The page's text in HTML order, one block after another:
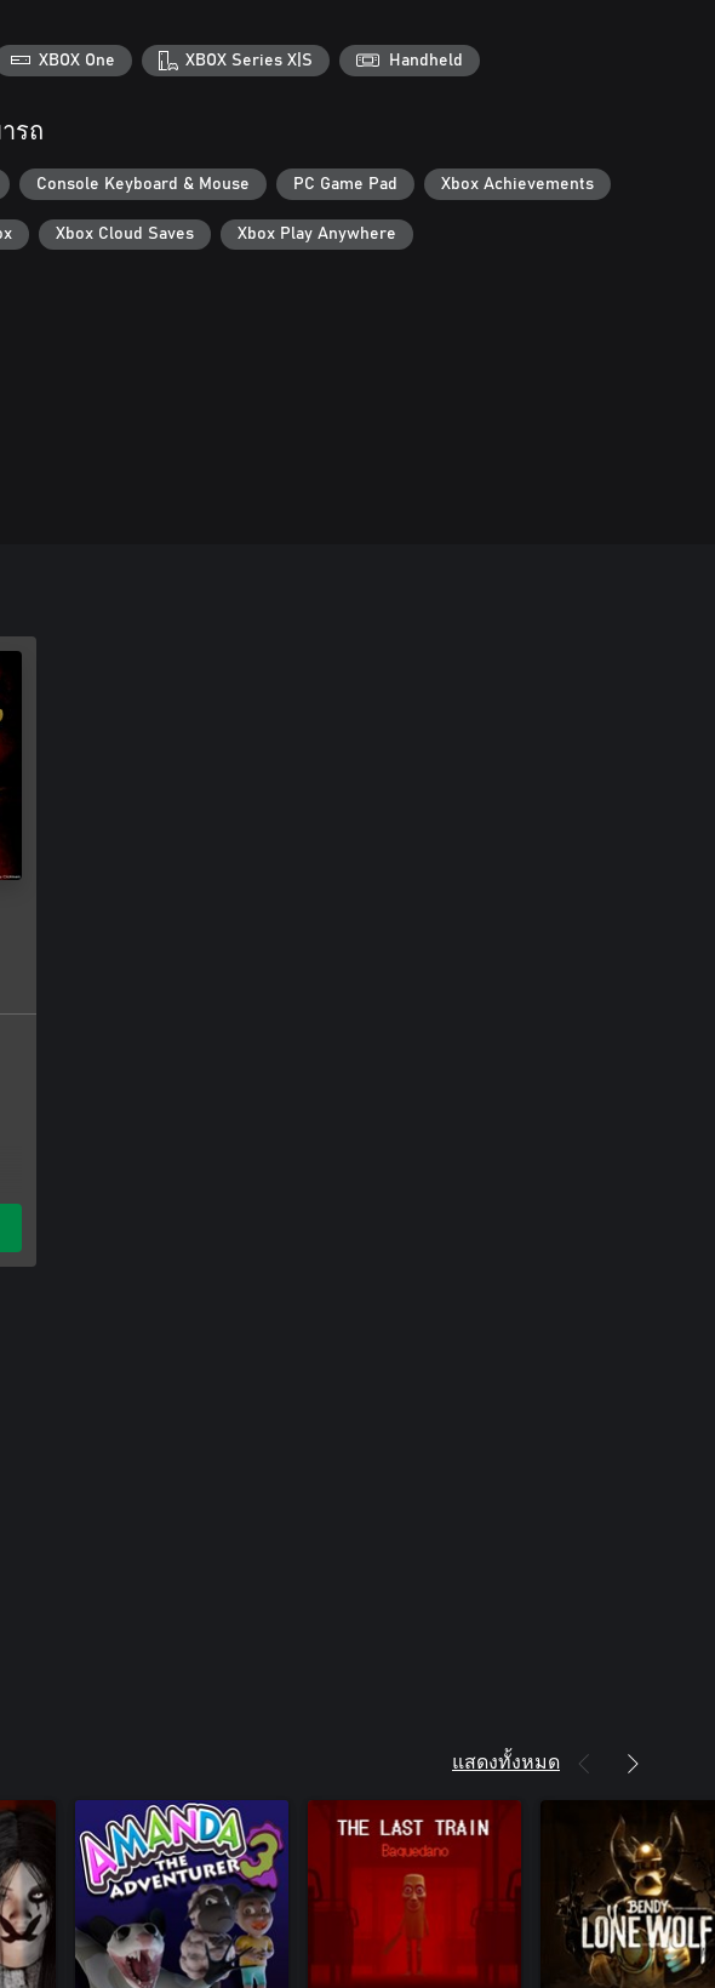
XBOX One XBOX Series X|S Handheld
รถ
Console Keyboard & Mouse PC Game Pad Xbox Achievements
Xbox Cloud Saves Xbox Play Anywhere
แสดงทั้งหมด